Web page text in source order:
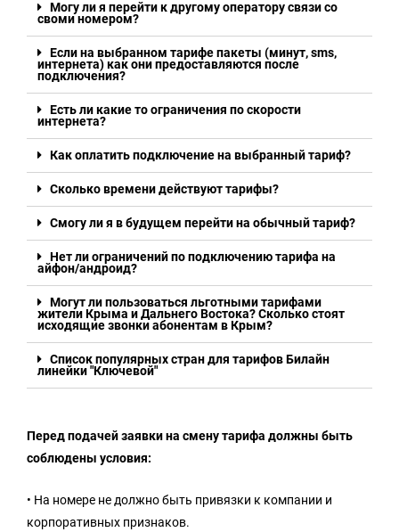
Могу ли я перейти к другому оператору связи со
своми номером?
Если на выбранном тарифе пакеты (минут, sms,
интернета) как они предоставляются после
подключения?
Есть ли какие то ограничения по скорости
интернета?
Как оплатить подключение на выбранный тариф?
Сколько времени действуют тарифы?
Смогу ли я в будущем перейти на обычный тариф?
Нет ли ограничений по подключению тарифа на
айфон/андроид?
Могут ли пользоваться льготными тарифами
жители Крыма и Дальнего Востока? Сколько стоят
исходящие звонки абонентам в Крым?
Список популярных стран для тарифов Билайн
линейки "Ключевой"
Перед подачей заявки на смену тарифа должны быть
соблюдены условия:
• На номере не должно быть привязки к компании и
корпоративных признаков.